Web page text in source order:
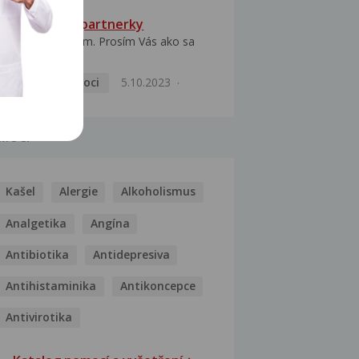
HPV typ 52 u partnerky
Dobrý deň prajem. Prosím Vás ako sa
Pohlavní nemoci
5.10.2023
Kašel Alergie Alkoholismus
Analgetika Angína
Antibiotika Antidepresiva
Antihistaminika Antikoncepce
Antivirotika